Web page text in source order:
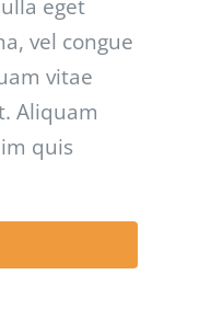
eget
vel congue
vitae
Aliquam
quis